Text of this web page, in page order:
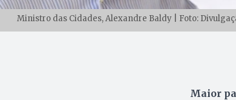
Ministro das Cidades, Alexandre Baldy | Foto:
Maior